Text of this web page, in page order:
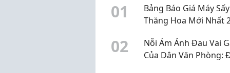
01
Bảng Báo Giá Máy Sấy
Thăng Hoa Mới Nhất
02
Nỗi Ám Ảnh Đau Vai
Của Dân Văn Phòng: